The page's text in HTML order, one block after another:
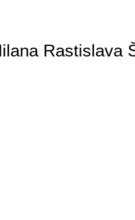
Rastislava